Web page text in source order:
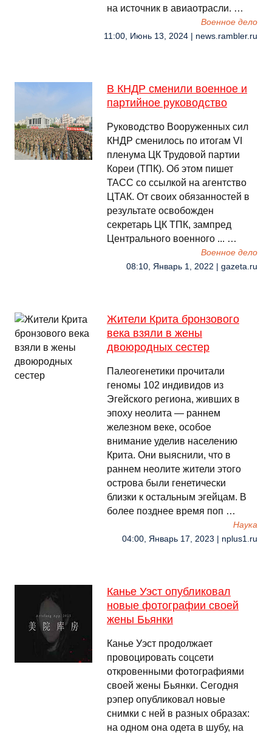
на источник в авиаотрасли. …
Военное дело
11:00, Июнь 13, 2024 | news.rambler.ru
В КНДР сменили военное и
партийное руководство
Руководство Вооруженных сил
КНДР сменилось по итогам VI
пленума ЦК Трудовой партии
Кореи (ТПК). Об этом пишет
ТАСС со ссылкой на агентство
ЦТАК. От своих обязанностей в
результате освобожден
секретарь ЦК ТПК, зампред
Центрального военного ... …
Военное дело
08:10, Январь 1, 2022 | gazeta.ru
Жители Крита бронзового
века взяли в жены
двоюродных сестер
Палеогенетики прочитали
геномы 102 индивидов из
Эгейского региона, живших в
эпоху неолита — раннем
железном веке, особое
внимание уделив населению
Крита. Они выяснили, что в
раннем неолите жители этого
острова были генетически
близки к остальным эгейцам. В
более позднее время поп …
Наука
04:00, Январь 17, 2023 | nplus1.ru
Канье Уэст опубликовал
новые фотографии своей
жены Бьянки
Канье Уэст продолжает
провоцировать соцсети
откровенными фотографиями
своей жены Бьянки. Сегодня
рэпер опубликовал новые
снимки с ней в разных образах:
на одном она одета в шубу, на